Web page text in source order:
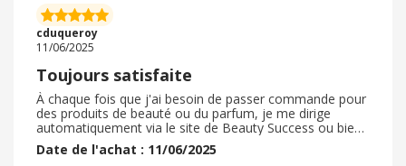
d'économiser presque 3 euros. A l'occasion d'un
anniversaire ou d'un renouvellement de mon parfum, je
n'hésiterais pas à passer par l'application !
cduqueroy
11/06/2025
Toujours satisfaite
À chaque fois que j'ai besoin de passer commande pour
des produits de beauté ou du parfum, je me dirige
automatiquement via le site de Beauty Success ou bien
directement en magasin si j'ai besoin de conseils, car je
suis sûre de trouver les produits que je veux pour moi
Date de l'achat : 11/06/2025